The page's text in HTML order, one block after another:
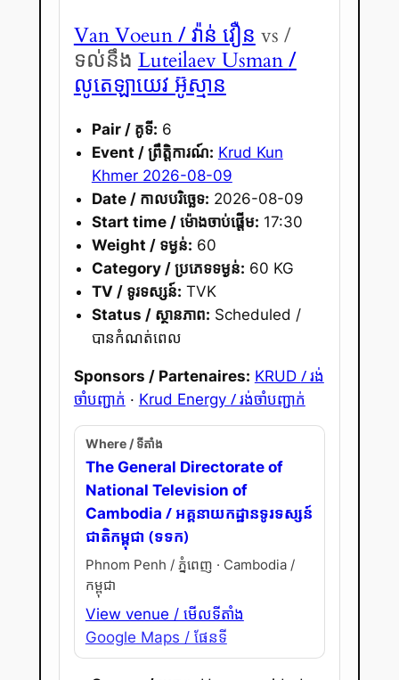
Van Voeun/ វ៉ាន់ វឿន vs /
ទល់នឹង Luteilaev Usman/
លូតេឡាយេវ អ៊ូស្មាន
Pair / គូទី: 6
Event / ព្រឹត្តិការណ៍: Krud Kun
Khmer 2026-08-09
Date / កាលបរិច្ឆេទ: 2026-08-09
Start time / ម៉ោងចាប់ផ្តើម: 17:30
Weight / ទម្ងន់: 60
Category / ប្រភេទទម្ងន់: 60 KG
TV / ទូរទស្សន៍: TVK
Status / ស្ថានភាព: Scheduled /
បានកំណត់ពេល
Sponsors / Partenaires: KRUD / រង់
ចាំបញ្ជាក់ · Krud Energy / រង់ចាំបញ្ជាក់
Where / ទីតាំង
The General Directorate of
National Television of
Cambodia / អគ្គនាយកដ្ឋានទូរទស្សន៍
ជាតិកម្ពុជា (ទទក)
Phnom Penh / ភ្នំពេញ · Cambodia /
កម្ពុជា
View venue / មើលទីតាំង
Google Maps / ផែនទី